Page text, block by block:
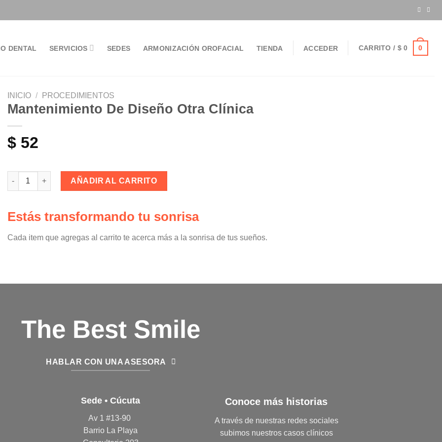
DENTAL SERVICIOS SEDES ARMONIZACIÓN OROFACIAL TIENDA ACCEDER CARRITO / $0 0
INICIO / PROCEDIMIENTOS
Mantenimiento De Diseño Otra Clínica
$ 52
Mantenimiento De Diseño Otra Clínica cantidad
AÑADIR AL CARRITO
Estás transformando tu sonrisa
Cada item que agregas al carrito te acerca más a la sonrisa de tus sueños.
The Best Smile
HABLAR CON UNA ASESORA
Sede • Cúcuta
Av 1 #13-90
Barrio La Playa
Conoce más historias
A través de nuestras redes sociales
subimos nuestros casos clínicos